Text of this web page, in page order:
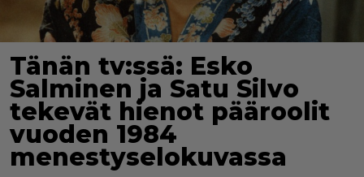
Tänän tv:ssä: Esko
Salminen ja Satu Silvo
tekevät hienot pääroolit
vuoden 1984
menestyselokuvassa